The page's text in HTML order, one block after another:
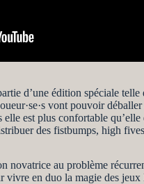
d’une édition spéciale
vont pouvoir
elle est plus confortable
des fistbumps, high
au problème
vivre en duo la magie des